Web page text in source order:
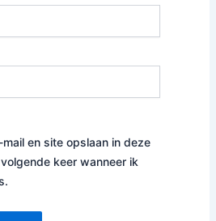
mail en site opslaan in deze
keer wanneer ik